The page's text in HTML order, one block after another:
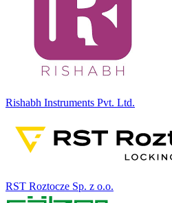
Rishabh Instruments Pvt. Ltd.
RST Roztocze Sp. z o.o.